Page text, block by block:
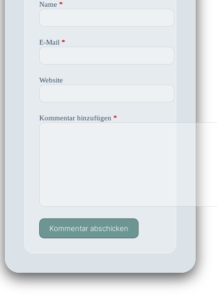
Name *
E-Mail *
Website
Kommentar hinzufügen *
Kommentar abschicken